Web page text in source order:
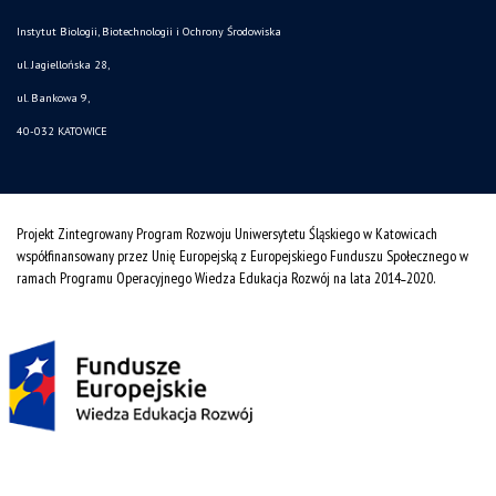
Instytut Biologii, Biotechnologii i Ochrony Środowiska
ul. Jagiellońska 28,
ul. Bankowa 9,
40-032 KATOWICE
Projekt Zintegrowany Program Rozwoju Uniwersytetu Śląskiego w Katowicach
współfinansowany przez Unię Europejską z Europejskiego Funduszu Społecznego w
ramach Programu Operacyjnego Wiedza Edukacja Rozwój na lata 2014˗2020.